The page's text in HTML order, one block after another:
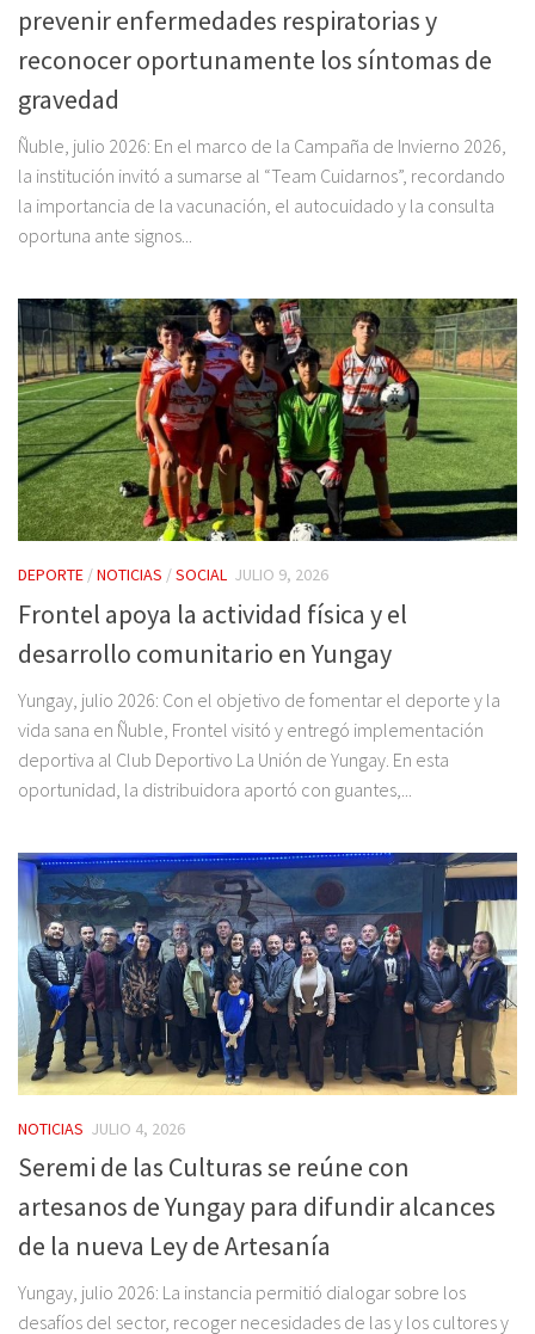
prevenir enfermedades respiratorias y
reconocer oportunamente los síntomas de
gravedad
Ñuble, julio 2026: En el marco de la Campaña de Invierno 2026,
la institución invitó a sumarse al “Team Cuidarnos”, recordando
la importancia de la vacunación, el autocuidado y la consulta
oportuna ante signos...
DEPORTE /NOTICIAS /SOCIAL JULIO 9, 2026
Frontel apoya la actividad física y el
desarrollo comunitario en Yungay
Yungay, julio 2026: Con el objetivo de fomentar el deporte y la
vida sana en Ñuble, Frontel visitó y entregó implementación
deportiva al Club Deportivo La Unión de Yungay. En esta
oportunidad, la distribuidora aportó con guantes,...
NOTICIAS JULIO 4, 2026
Seremi de las Culturas se reúne con
artesanos de Yungay para difundir alcances
de la nueva Ley de Artesanía
Yungay, julio 2026: La instancia permitió dialogar sobre los
desafíos del sector, recoger necesidades de las y los cultores y